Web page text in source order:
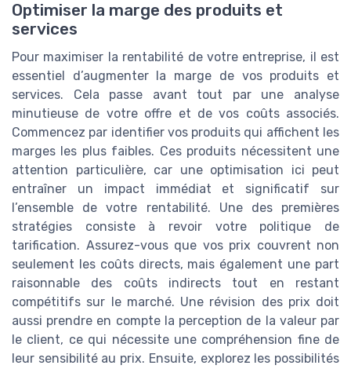
Optimiser la marge des produits et
services
Pour maximiser la rentabilité de votre entreprise, il est
essentiel d’augmenter la marge de vos produits et
services. Cela passe avant tout par une analyse
minutieuse de votre offre et de vos coûts associés.
Commencez par identifier vos produits qui affichent les
marges les plus faibles. Ces produits nécessitent une
attention particulière, car une optimisation ici peut
entraîner un impact immédiat et significatif sur
l’ensemble de votre rentabilité. Une des premières
stratégies consiste à revoir votre politique de
tarification. Assurez-vous que vos prix couvrent non
seulement les coûts directs, mais également une part
raisonnable des coûts indirects tout en restant
compétitifs sur le marché. Une révision des prix doit
aussi prendre en compte la perception de la valeur par
le client, ce qui nécessite une compréhension fine de
leur sensibilité au prix. Ensuite, explorez les possibilités